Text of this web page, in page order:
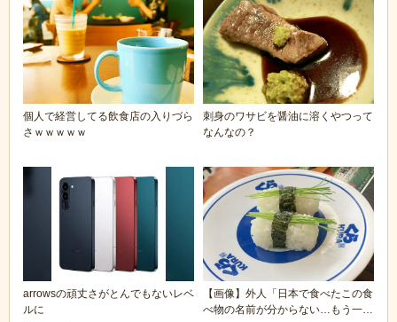
個人で経営してる飲食店の入りづら
さｗｗｗｗｗ
刺身のワサビを醤油に溶くやつって
なんなの？
arrowsの頑丈さがとんでもないレベ
ルに
【画像】外人「日本で食べたこの食
べ物の名前が分からない…もう一度